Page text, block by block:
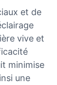
et de
vive et
minimise
une